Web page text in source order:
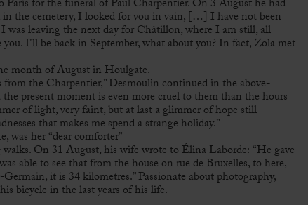
Paris for the funeral of Paul Charpentier. On 3 August he had
the cemetery, I looked for you in vain, […] I have not been
was leaving the next day for Châtillon, where I am still, all
I’ll be back in September, what about you? In fact, Zola met
month of August in Houlgate.
from the Charpentier,” Desmoulin continued in the above-
present moment is even more cruel to them than the hours
of light, very faint, but at last a glimmer of hope still
that makes me spend a strange holiday.”
was her “dear comforter”
On 31 August, his wife wrote to Élina Laborde: “He gave
able to see that from the house on rue de Bruxelles, to here,
it is 34 kilometres.” Passionate about photography,
bicycle in the last years of his life.